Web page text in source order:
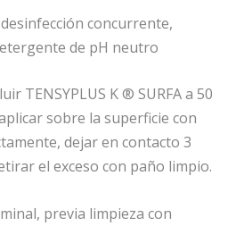
desinfección concurrente,
de pH neutro
TENSYPLUS K ® SURFA a 50
sobre la superficie con
dejar en contacto 3
el exceso con paño limpio.
previa limpieza con